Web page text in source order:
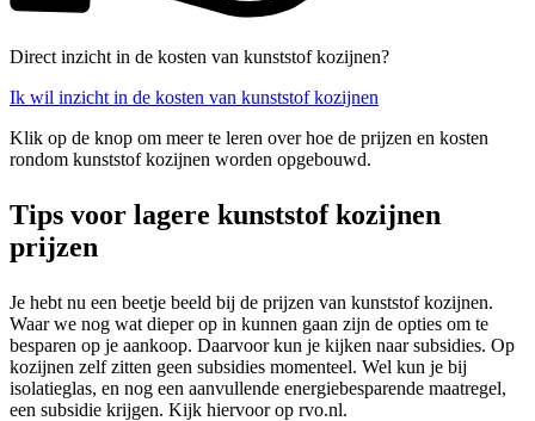
Direct inzicht in de kosten van kunststof kozijnen?
Ik wil inzicht in de kosten van kunststof kozijnen
Klik op de knop om meer te leren over hoe de prijzen en kosten
rondom kunststof kozijnen worden opgebouwd.
Tips voor lagere kunststof kozijnen
prijzen
Je hebt nu een beetje beeld bij de prijzen van kunststof kozijnen.
Waar we nog wat dieper op in kunnen gaan zijn de opties om te
besparen op je aankoop. Daarvoor kun je kijken naar subsidies. Op
kozijnen zelf zitten geen subsidies momenteel. Wel kun je bij
isolatieglas, en nog een aanvullende energiebesparende maatregel,
een subsidie krijgen. Kijk hiervoor op rvo.nl.